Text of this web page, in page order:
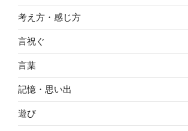
考え方・感じ方
言祝ぐ
言葉
記憶・思い出
遊び